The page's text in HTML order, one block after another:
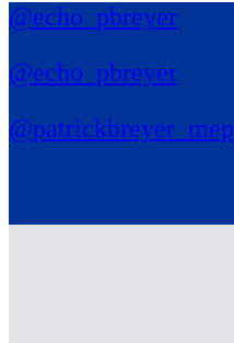
@echo_pbreyer
@echo_pbreyer
@patrickbreyer_mep